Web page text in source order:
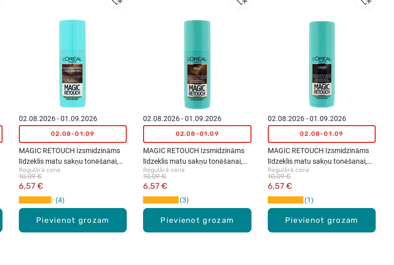
Pievienot grozam
02.08.2026 - 01.09.2026
02.08-01.09
MAGIC RETOUCH Izsmidzināms
līdzeklis matu sakņu tonēšanai,
Vēsi brūns, 75ml
Regulārā cena
6,57 €
10,09 €
4
Pievienot grozam
02.08.2026 - 01.09.2026
02.08-01.09
MAGIC RETOUCH Izsmidzināms
līdzeklis matu sakņu tonēšanai,
Brūns, 75ml
Regulārā cena
6,57 €
10,09 €
3
Pievienot grozam
02.08.2026 - 01.09.2026
02.08-01.09
MAGIC RETOUCH Izsmidzināms
līdzeklis matu sakņu tonēšanai,
Melns, 75ml
Regulārā cena
6,57 €
10,09 €
1